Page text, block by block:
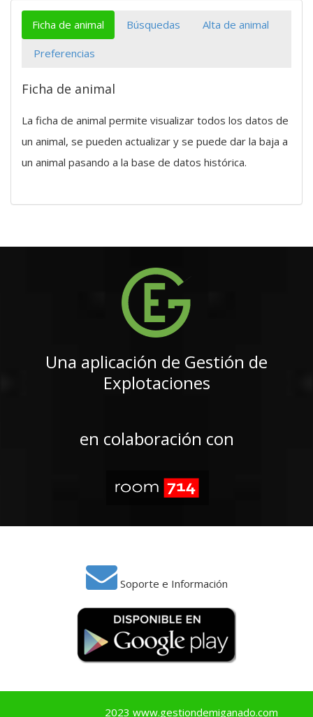
Ficha de animal Búsquedas Alta de animal
Preferencias
Ficha de animal
La ficha de animal permite visualizar todos los datos de
un animal, se pueden actualizar y se puede dar la baja a
un animal pasando a la base de datos histórica.
Una aplicación de Gestión de
Explotaciones
en colaboración con
Soporte e Información
2023 www.gestiondemiganado.com